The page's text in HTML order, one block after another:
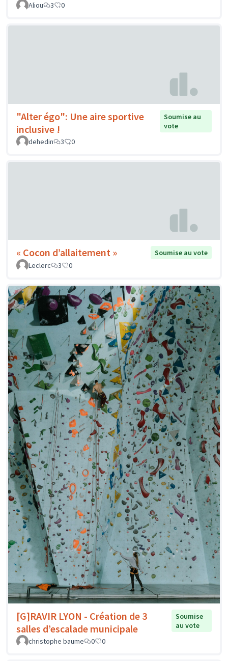
Aliou
3 0
"Alter égo": Une aire sportive
inclusive !
Soumise au
vote
dehedin
3 0
« Cocon d’allaitement »
Soumise au vote
Leclerc
3 0
[G]RAVIR LYON - Création de 3
salles d’escalade municipale
Soumise
au vote
christophe baume
0 0